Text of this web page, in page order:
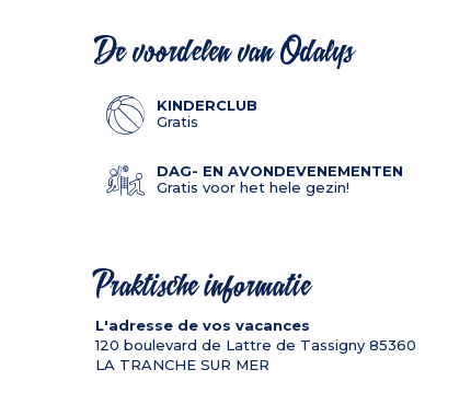
De voordelen van Odalys
KINDERCLUB
Gratis
DAG- EN AVONDEVENEMENTEN
Gratis voor het hele gezin!
Praktische informatie
L'adresse de vos vacances
120 boulevard de Lattre de Tassigny 85360
LA TRANCHE SUR MER